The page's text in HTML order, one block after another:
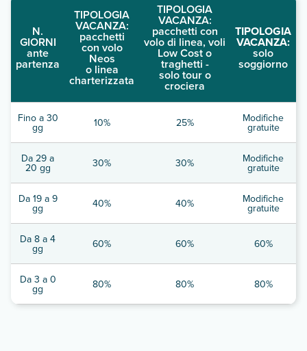
N.
GIORNI
ante
partenza
TIPOLOGIA
VACANZA:
pacchetti
con volo
Neos
o linea
charterizzata
TIPOLOGIA
VACANZA:
pacchetti con
volo di linea, voli
Low Cost o
traghetti -
solo tour o
crociera
TIPOLOGIA
VACANZA:
solo
soggiorno
Fino a 30
gg 10% 25% Modifiche
gratuite
Da 29 a
20 gg 30% 30% Modifiche
gratuite
Da 19 a 9
gg 40% 40% Modifiche
gratuite
Da 8 a 4
gg 60% 60% 60%
Da 3 a 0
gg 80% 80% 80%